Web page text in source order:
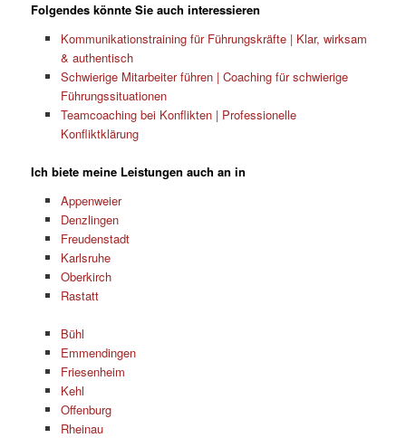
Folgendes könnte Sie auch interessieren
Kommunikationstraining für Führungskräfte | Klar, wirksam
& authentisch
Schwierige Mitarbeiter führen | Coaching für schwierige
Führungssituationen
Teamcoaching bei Konflikten | Professionelle
Konfliktklärung
Ich biete meine Leistungen auch an in
Appenweier
Denzlingen
Freudenstadt
Karlsruhe
Oberkirch
Rastatt
Bühl
Emmendingen
Friesenheim
Kehl
Offenburg
Rheinau